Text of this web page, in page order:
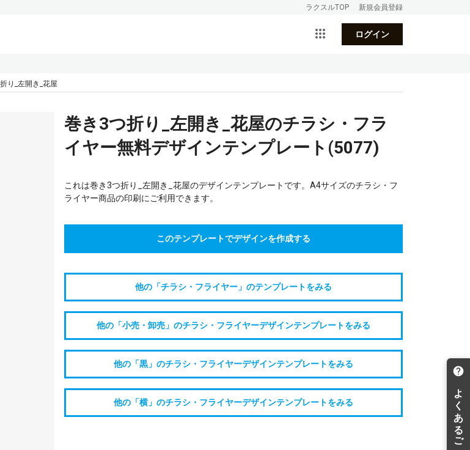
ラクスルTOP 新規会員登録
ログイン
り_左開き_花屋
巻き3つ折り_左開き_花屋のチラシ・フラ
イヤー無料デザインテンプレート(5077)
これは巻き3つ折り_左開き_花屋のデザインテンプレートです。A4サイズのチラシ・フ
ライヤー商品の印刷にご利用できます。
このテンプレートでデザインを作成する
他の「チラシ・フライヤー」のテンプレートをみる
他の「小売・卸売」のチラシ・フライヤーデザインテンプレートをみる
他の「黒」のチラシ・フライヤーデザインテンプレートをみる
他の「横」のチラシ・フライヤーデザインテンプレートをみる